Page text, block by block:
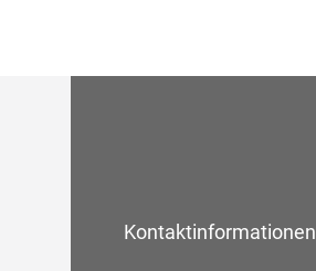
Kontaktinformationen